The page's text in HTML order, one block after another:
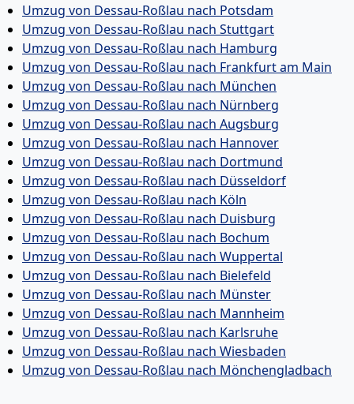
Umzug von Dessau-Roßlau nach Potsdam
Umzug von Dessau-Roßlau nach Stuttgart
Umzug von Dessau-Roßlau nach Hamburg
Umzug von Dessau-Roßlau nach Frankfurt am Main
Umzug von Dessau-Roßlau nach München
Umzug von Dessau-Roßlau nach Nürnberg
Umzug von Dessau-Roßlau nach Augsburg
Umzug von Dessau-Roßlau nach Hannover
Umzug von Dessau-Roßlau nach Dortmund
Umzug von Dessau-Roßlau nach Düsseldorf
Umzug von Dessau-Roßlau nach Köln
Umzug von Dessau-Roßlau nach Duisburg
Umzug von Dessau-Roßlau nach Bochum
Umzug von Dessau-Roßlau nach Wuppertal
Umzug von Dessau-Roßlau nach Bielefeld
Umzug von Dessau-Roßlau nach Münster
Umzug von Dessau-Roßlau nach Mannheim
Umzug von Dessau-Roßlau nach Karlsruhe
Umzug von Dessau-Roßlau nach Wiesbaden
Umzug von Dessau-Roßlau nach Mönchen­gladbach